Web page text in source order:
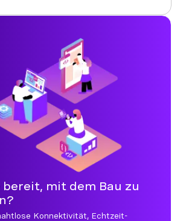
bereit, mit dem Bau zu
Konnektivität, Echtzeit-